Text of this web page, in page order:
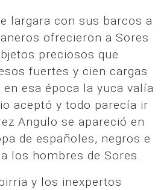
largara con sus barcos a
ofrecieron a Sores
preciosos que
fuertes y cien cargas
esa época la yuca valía
aceptó y todo parecía ir
Angulo se apareció en
de españoles, negros e
los hombres de Sores.
y los inexpertos